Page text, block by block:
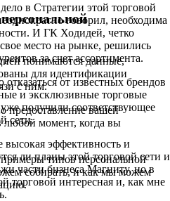
в Стратегии этой торговой
говорил, необходима
И ГК Ходидей, четко
место на рынке, решились
за счет ассортимента.
от известных брендов
и эксклюзивные торговые
получили соответствующее
сети.
эффективность и
ли планы этой торговой сети и
части бизнеса Магниту, но в
торговой интересная и, как мне
понимаются данные,
для идентификации
с ним.
предоставление вашей
момент, когда вы
типов персональной
собирать, и как мы можем